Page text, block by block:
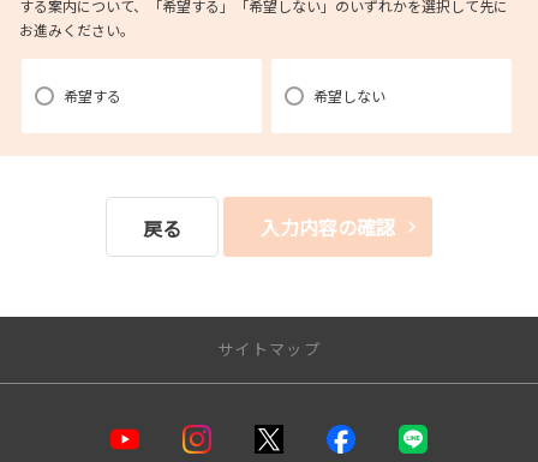
(2)本リクエストに関するお問い合わせやご要望に対し適切に対応をする
ため。
(3)当社が取り扱う商品・サービスに関する営業上のご案内や提案または
各種イベント・キャンペーン等についてご案内するため。（お客様の個人情
お客様のライフステージ、ご趣味や嗜好に応じたご案内・ご提案をす
(4)当社が取り扱う商品・サービスに関し、商品開発および品質の向上、
(5)お客様からの商品・サービス等に関するお問い合わせ・ご要望に対し
適切に対応するため。
（郵便、電話、電子メール、訪問等の方法によりご案内します。）
する案内について、「希望する」「希望しない」のいずれかを選択して先に
お進みください。
希望する 希望しない
戻る 入力内容の確認
サイトマップ